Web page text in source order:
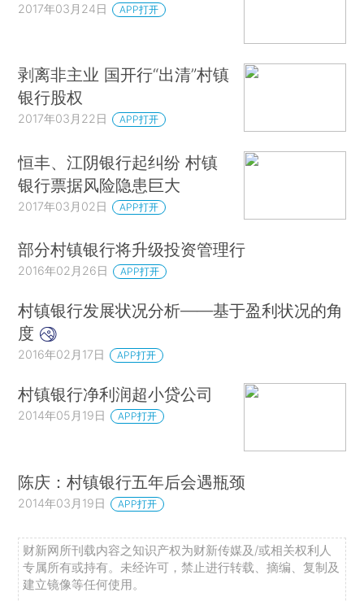
2017年03月24日 APP打开
剥离非主业 国开行“出清”村镇
银行股权
2017年03月22日 APP打开
恒丰、江阴银行起纠纷 村镇
银行票据风险隐患巨大
2017年03月02日 APP打开
部分村镇银行将升级投资管理行
2016年02月26日 APP打开
村镇银行发展状况分析——基于盈利状况的角
度
2016年02月17日 APP打开
村镇银行净利润超小贷公司
2014年05月19日 APP打开
陈庆：村镇银行五年后会遇瓶颈
2014年03月19日 APP打开
财新网所刊载内容之知识产权为财新传媒及/或相关权利人
专属所有或持有。未经许可，禁止进行转载、摘编、复制及
建立镜像等任何使用。